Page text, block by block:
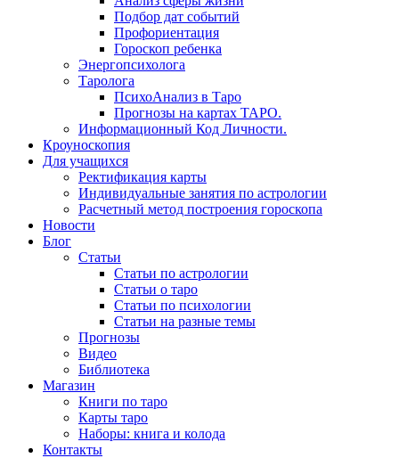
Подбор дат событий
Профориентация
Гороскоп ребенка
Энергопсихолога
Таролога
ПсихоАнализ в Таро
Прогнозы на картах ТАРО.
Информационный Код Личности.
Кроуноскопия
Для учащихся
Ректификация карты
Индивидуальные занятия по астрологии
Расчетный метод построения гороскопа
Новости
Блог
Статьи
Статьи по астрологии
Статьи о таро
Статьи по психологии
Статьи на разные темы
Прогнозы
Видео
Библиотека
Магазин
Книги по таро
Карты таро
Наборы: книга и колода
Контакты